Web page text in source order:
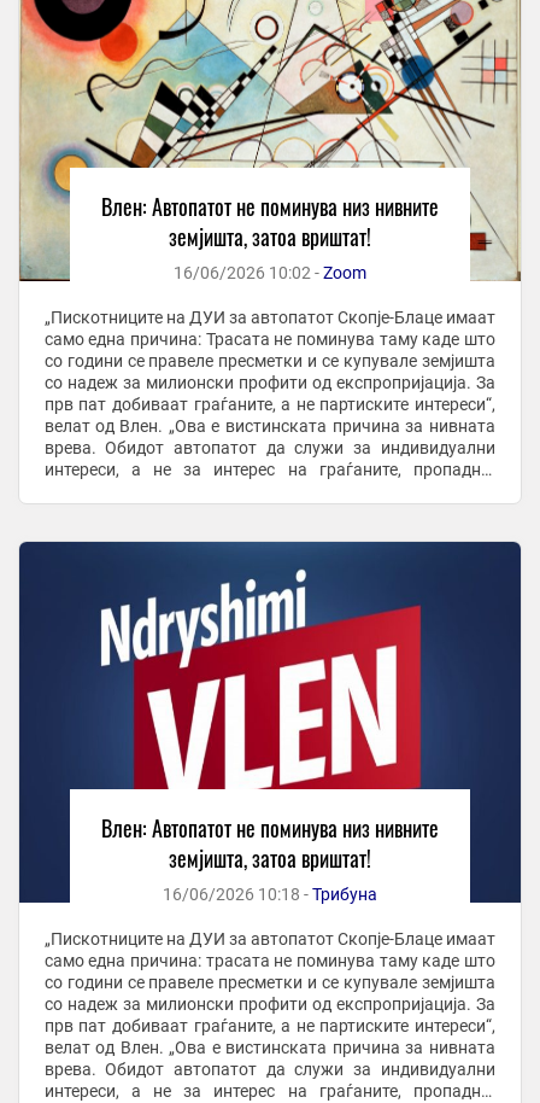
Влен: Автопатот не поминува низ нивните
земјишта, затоа вриштат!
16/06/2026 10:02 -Zoom
„Пискотниците на ДУИ за автопатот Скопје-Блаце имаат
само една причина: Трасата не поминува таму каде што
со години се правеле пресметки и се купувале земјишта
со надеж за милионски профити од експропријација. За
прв пат добиваат граѓаните, а не партиските интереси“,
велат од Влен. „Ова е вистинската причина за нивната
врева. Обидот автопатот да служи за индивидуални
интереси, а не за интерес на граѓаните, пропадна.
Влен: Автопатот не поминува низ нивните
земјишта, затоа вриштат!
16/06/2026 10:18 -Трибуна
„Пискотниците на ДУИ за автопатот Скопје-Блаце имаат
само една причина: трасата не поминува таму каде што
со години се правеле пресметки и се купувале земјишта
со надеж за милионски профити од експропријација. За
прв пат добиваат граѓаните, а не партиските интереси“,
велат од Влен. „Ова е вистинската причина за нивната
врева. Обидот автопатот да служи за индивидуални
интереси, а не за интерес на граѓаните, пропадна.